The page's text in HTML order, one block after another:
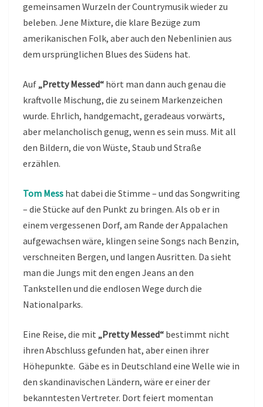
gemeinsamen Wurzeln der Countrymusik wieder zu
beleben. Jene Mixture, die klare Bezüge zum
amerikanischen Folk, aber auch den Nebenlinien aus
dem ursprünglichen Blues des Südens hat.
Auf „Pretty Messed“ hört man dann auch genau die
kraftvolle Mischung, die zu seinem Markenzeichen
wurde. Ehrlich, handgemacht, geradeaus vorwärts,
aber melancholisch genug, wenn es sein muss. Mit all
den Bildern, die von Wüste, Staub und Straße
erzählen.
Tom Mess hat dabei die Stimme – und das Songwriting
– die Stücke auf den Punkt zu bringen. Als ob er in
einem vergessenen Dorf, am Rande der Appalachen
aufgewachsen wäre, klingen seine Songs nach Benzin,
verschneiten Bergen, und langen Ausritten. Da sieht
man die Jungs mit den engen Jeans an den
Tankstellen und die endlosen Wege durch die
Nationalparks.
Eine Reise, die mit „Pretty Messed“ bestimmt nicht
ihren Abschluss gefunden hat, aber einen ihrer
Höhepunkte. Gäbe es in Deutschland eine Welle wie in
den skandinavischen Ländern, wäre er einer der
bekanntesten Vertreter. Dort feiert momentan